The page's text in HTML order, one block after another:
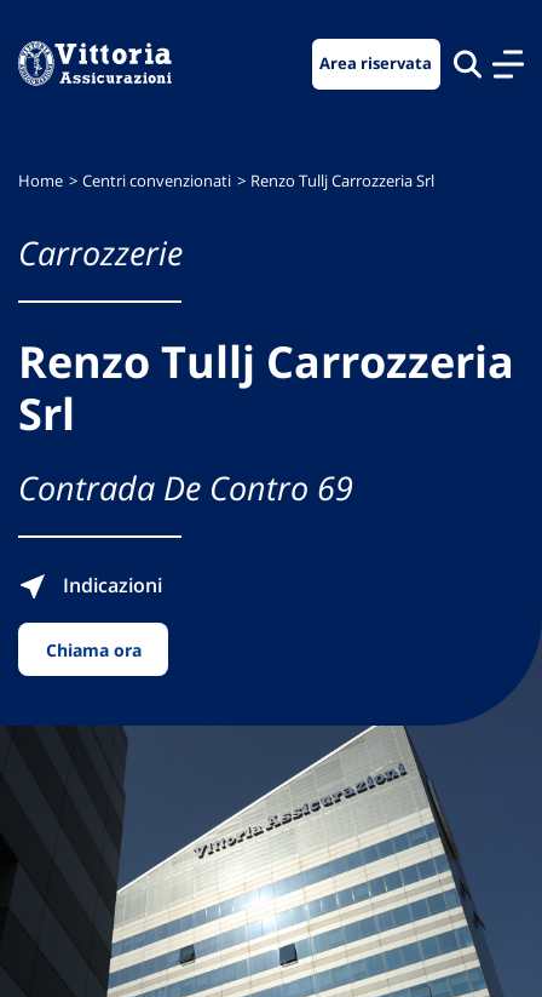
menu
contenuto
footer
Area riservata
Home Centri convenzionati Renzo Tullj Carrozzeria Srl
Carrozzerie
Renzo Tullj Carrozzeria
Srl
Contrada De Contro 69
Indicazioni
Chiama ora